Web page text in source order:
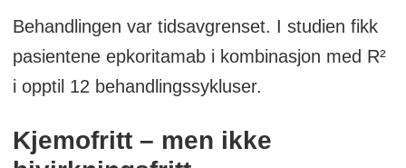
Behandlingen var tidsavgrenset. I studien fikk
pasientene epkoritamab i kombinasjon med R²
i opptil 12 behandlingssykluser.
Kjemofritt – men ikke